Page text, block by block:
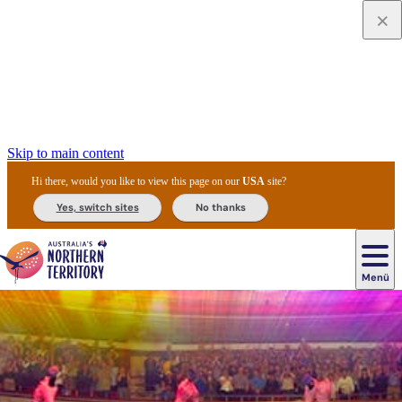
Skip to main content
Hi there, would you like to view this page on ourUSA site?
Yes, switch sites No thanks
Menü
Hauptnavigation
Darwin
Alice
Springs
Uluru
/
Ayers
Rock
Kakadu-
Nationalpark
Litchfield-
Kings
Canyon
&
Watarrka
National
Outdoor-
Aktivitäten
Roadtrip
Einblicke
in
Kultur
der
Aboriginal
People
Natur
und
Tierwelt
Camping
und
Unterkünfte
Geführte
Touren
Transport
und
Vermietungen
Angebote
und
Aktionen